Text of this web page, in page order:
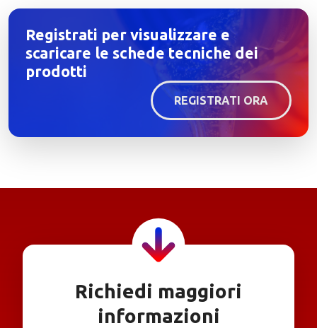
Registrati per visualizzare e
scaricare le schede tecniche dei
prodotti
REGISTRATI ORA
Richiedi maggiori
informazioni